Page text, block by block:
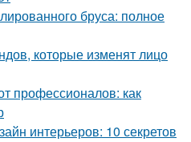
бруса: полное
которые изменят лицо
профессионалов: как
интерьеров: 10 секретов